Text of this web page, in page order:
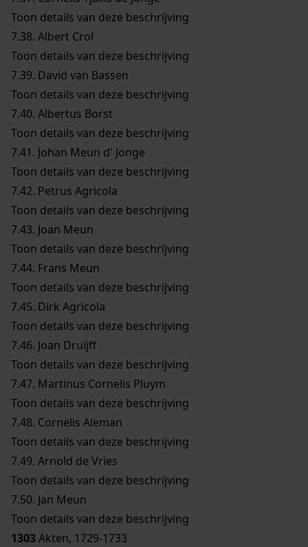
Toon details van deze beschrijving
7.38. Albert Crol
Toon details van deze beschrijving
7.39. David van Bassen
Toon details van deze beschrijving
7.40. Albertus Borst
Toon details van deze beschrijving
7.41. Johan Meun d' Jonge
Toon details van deze beschrijving
7.42. Petrus Agricola
Toon details van deze beschrijving
7.43. Joan Meun
Toon details van deze beschrijving
7.44. Frans Meun
Toon details van deze beschrijving
7.45. Dirk Agricola
Toon details van deze beschrijving
7.46. Joan Druijff
Toon details van deze beschrijving
7.47. Martinus Cornelis Pluym
Toon details van deze beschrijving
7.48. Cornelis Aleman
Toon details van deze beschrijving
7.49. Arnold de Vries
Toon details van deze beschrijving
7.50. Jan Meun
Toon details van deze beschrijving
1303Akten, 1729-1733